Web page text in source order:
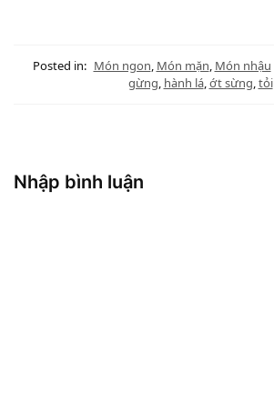
Posted in: Món ngon, Món mặn, Món nhậu
gừng, hành lá,ớt sừng,tỏi
Nhập bình luận